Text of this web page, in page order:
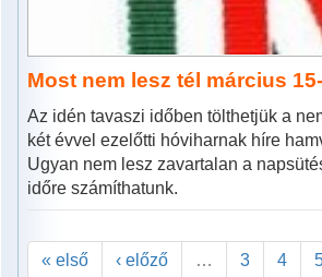
Most nem lesz tél március
Az idén tavaszi időben tölthetjük a
két évvel ezelőtti hóviharnak híre
Ugyan nem lesz zavartalan a
időre számíthatunk.
« első ‹ előző … 3 4